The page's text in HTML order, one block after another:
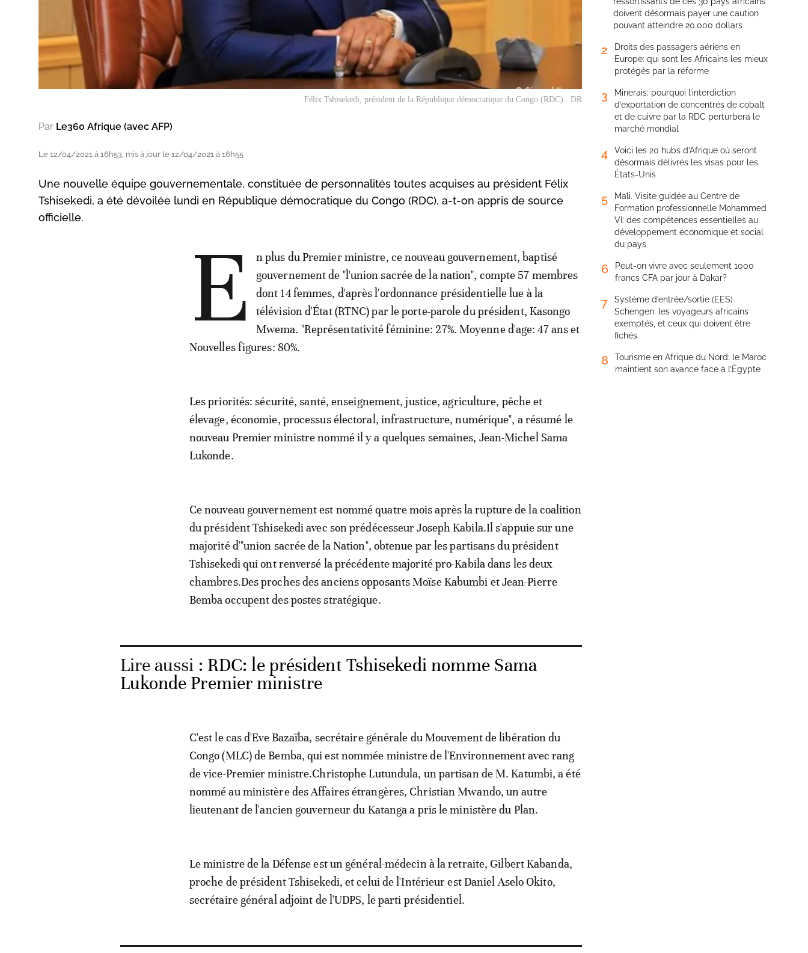
Félix Tshisekedi, président de la République démocratique du Congo (RDC).. DR
Par Le360 Afrique (avec AFP)
Le 12/04/2021 à 16h53, mis à jour le 12/04/2021 à 16h55
Une nouvelle équipe gouvernementale, constituée de personnalités toutes acquises au président Félix
Tshisekedi, a été dévoilée lundi en République démocratique du Congo (RDC), a-t-on appris de source
officielle.
E
n plus du Premier ministre, ce nouveau gouvernement, baptisé
gouvernement de "l'union sacrée de la nation", compte 57 membres
dont 14 femmes, d'après l'ordonnance présidentielle lue à la
télévision d'État (RTNC) par le porte-parole du président, Kasongo
Mwema. "Représentativité féminine: 27%. Moyenne d'age: 47 ans et
Nouvelles figures: 80%.
Les priorités: sécurité, santé, enseignement, justice, agriculture, pêche et
élevage, économie, processus électoral, infrastructure, numérique", a résumé le
nouveau Premier ministre nommé il y a quelques semaines, Jean-Michel Sama
Lukonde.
Ce nouveau gouvernement est nommé quatre mois après la rupture de la coalition
du président Tshisekedi avec son prédécesseur Joseph Kabila.Il s'appuie sur une
majorité d'"union sacrée de la Nation", obtenue par les partisans du président
Tshisekedi qui ont renversé la précédente majorité pro-Kabila dans les deux
chambres.Des proches des anciens opposants Moïse Kabumbi et Jean-Pierre
Bemba occupent des postes stratégique.
Lire aussi : RDC: le président Tshisekedi nomme Sama
Lukonde Premier ministre
C'est le cas d'Eve Bazaïba, secrétaire générale du Mouvement de libération du
Congo (MLC) de Bemba, qui est nommée ministre de l'Environnement avec rang
de vice-Premier ministre.Christophe Lutundula, un partisan de M. Katumbi, a été
nommé au ministère des Affaires étrangères, Christian Mwando, un autre
lieutenant de l'ancien gouverneur du Katanga a pris le ministère du Plan.
Le ministre de la Défense est un général-médecin à la retraite, Gilbert Kabanda,
proche de président Tshisekedi, et celui de l'Intérieur est Daniel Aselo Okito,
secrétaire général adjoint de l'UDPS, le parti présidentiel.
doivent désormais payer une caution
pouvant atteindre 20.000 dollars
2
Droits des passagers aériens en
Europe: qui sont les Africains les mieux
protégés par la réforme
3
Minerais: pourquoi l’interdiction
d’exportation de concentrés de cobalt
et de cuivre par la RDC perturbera le
marché mondial
4
Voici les 20 hubs d’Afrique où seront
désormais délivrés les visas pour les
États-Unis
5
Mali. Visite guidée au Centre de
Formation professionnelle Mohammed
VI: des compétences essentielles au
développement économique et social
du pays
6
Peut-on vivre avec seulement 1000
francs CFA par jour à Dakar?
7
Système d’entrée/sortie (EES)
Schengen: les voyageurs africains
exemptés, et ceux qui doivent être
fichés
8
Tourisme en Afrique du Nord: le Maroc
maintient son avance face à l’Égypte